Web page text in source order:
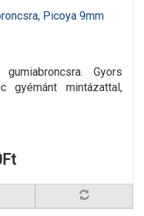
Picoya 9mm
Gyors
gyémánt mintázattal,